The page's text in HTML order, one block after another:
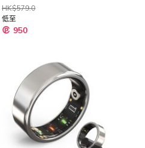
HK$579.0
低至
950